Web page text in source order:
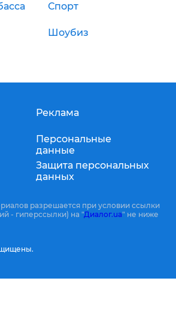
Спорт
Шоубиз
Реклама
Персональные
данные
Защита персональных
данных
разрешается при условии ссылки
- гиперссылки) на "Диалог.ua" не ниже